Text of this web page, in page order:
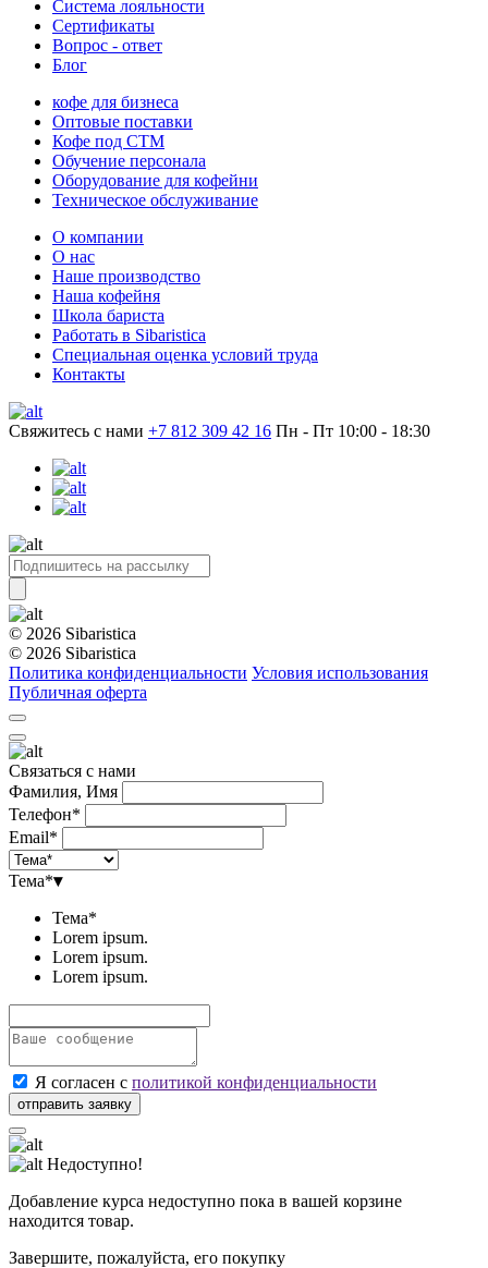
Система лояльности
Сертификаты
Вопрос - ответ
Блог
кофе для бизнеса
Оптовые поставки
Кофе под СТМ
Обучение персонала
Оборудование для кофейни
Техническое обслуживание
О компании
О нас
Наше производство
Наша кофейня
Школа бариста
Работать в Sibaristica
Специальная оценка условий труда
Контакты
Свяжитесь с нами +7 812 309 42 16 Пн - Пт 10:00 - 18:30
© 2026 Sibaristica
© 2026 Sibaristica
Политика конфиденциальности Условия использования
Публичная оферта
Связаться с нами
Фамилия, Имя
Телефон*
Email*
Тема*▾
Тема*
Lorem ipsum.
Lorem ipsum.
Lorem ipsum.
Я согласен с политикой конфиденциальности
Недоступно!
Добавление курса недоступно пока в вашей корзине
находится товар.
Завершите, пожалуйста, его покупку